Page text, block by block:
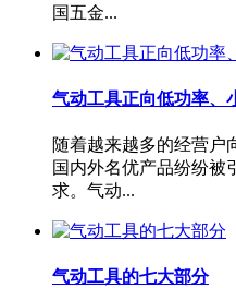
国五金...
气动工具正向低功率、
随着越来越多的经营户
国内外名优产品纷纷被
求。气动...
气动工具的七大部分